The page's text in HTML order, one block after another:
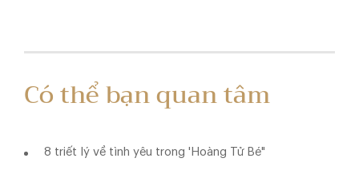
Có thể bạn quan tâm
8 triết lý về tình yêu trong 'Hoàng Tử Bé"